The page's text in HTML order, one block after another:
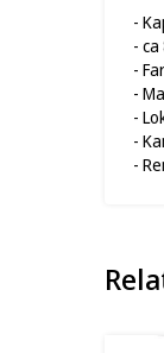
-
-
-
-
-
-
-